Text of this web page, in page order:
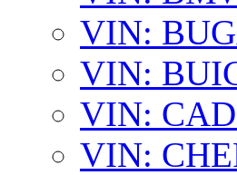
VIN:
VIN:
VIN:
VIN: